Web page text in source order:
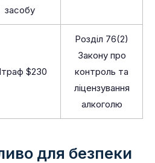
засобу
$230
Розділ 76(2)
Закону про
контроль та
ліцензування
алкоголю
для безпеки